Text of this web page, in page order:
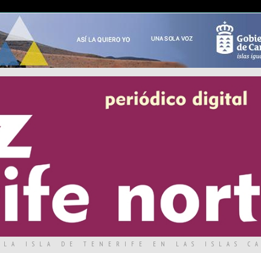
ISLA DE TENERIFE EN LAS ISLAS